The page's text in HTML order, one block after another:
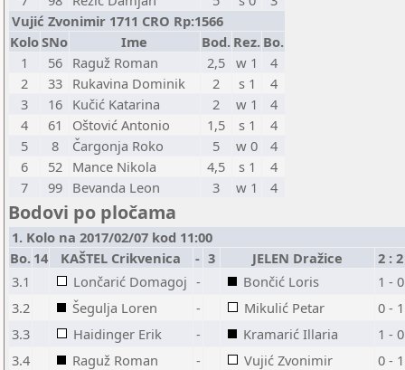
Vujić Zvonimir 1711 CRO Rp:1566
KoloSNo Ime Bod. Rez. Bo.
1
56 Raguž Roman 2,5 w 1
4
2
33 Rukavina Dominik 2 s 1
4
3
16 Kučić Katarina 2 w 1
4
4
61 Oštović Antonio 1,5 s 1
4
5
8 Čargonja Roko 5 w 0
4
6
52 Mance Nikola 4,5 s 1
4
7
99 Bevanda Leon 3 w 1 4
Bodovi po pločama
1. Kolo na 2017/02/07 kod 11:00
Bo. 14 KAŠTEL Crikvenica - 3 JELEN Dražice
2 : 2
3.1
Lončarić Domagoj - Bončić Loris
1 - 0
3.2
Šegulja Loren - Mikulić Petar
0 - 1
3.3
Haidinger Erik - Kramarić Illaria
1 - 0
3.4
Raguž Roman - Vujić Zvonimir
0 - 1